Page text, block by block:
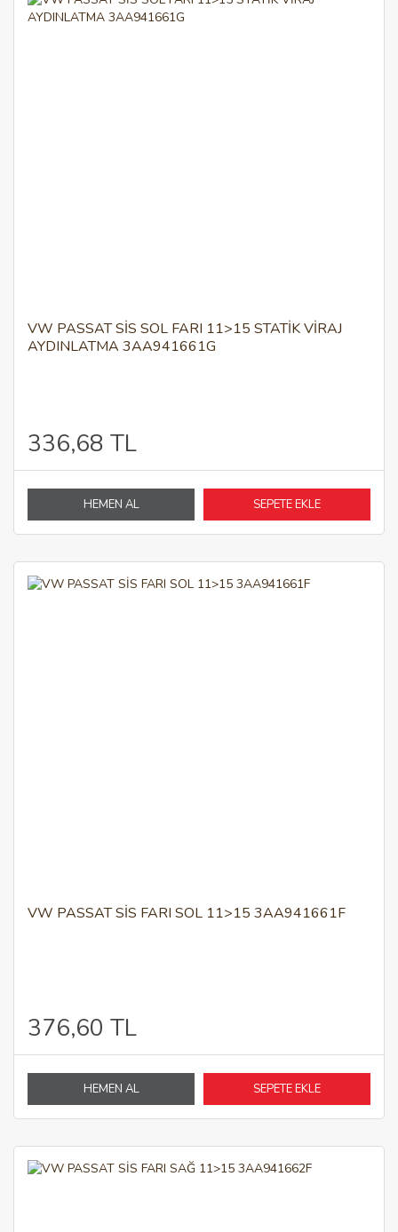
VW PASSAT SİS SOL FARI 11>15 STATİK VİRAJ
AYDINLATMA 3AA941661G
336,68 TL
HEMEN AL SEPETE EKLE
VW PASSAT SİS FARI SOL 11>15 3AA941661F
376,60 TL
HEMEN AL SEPETE EKLE